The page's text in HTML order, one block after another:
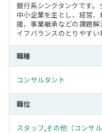
銀行系シンクタンクです
中小企業を主とし、経営
援、事業継承などの課題
イフバランスのとりやすい
職種
コンサルタント
職位
スタッフ,その他（コンサ